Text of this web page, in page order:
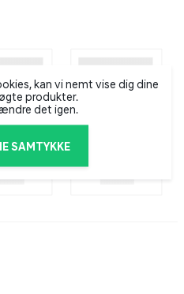
kan vi nemt vise dig dine
produkter.
det igen.
SAMTYKKE